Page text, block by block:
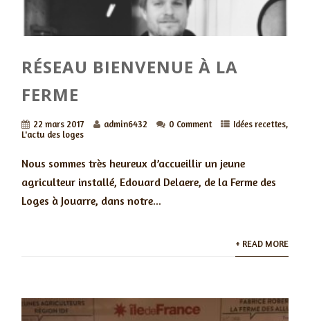
RÉSEAU BIENVENUE À LA
FERME
22 mars 2017 admin6432 0 Comment Idées recettes,
L'actu des loges
Nous sommes très heureux d’accueillir un jeune
agriculteur installé, Edouard Delaere, de la Ferme des
Loges à Jouarre, dans notre...
+ READ MORE